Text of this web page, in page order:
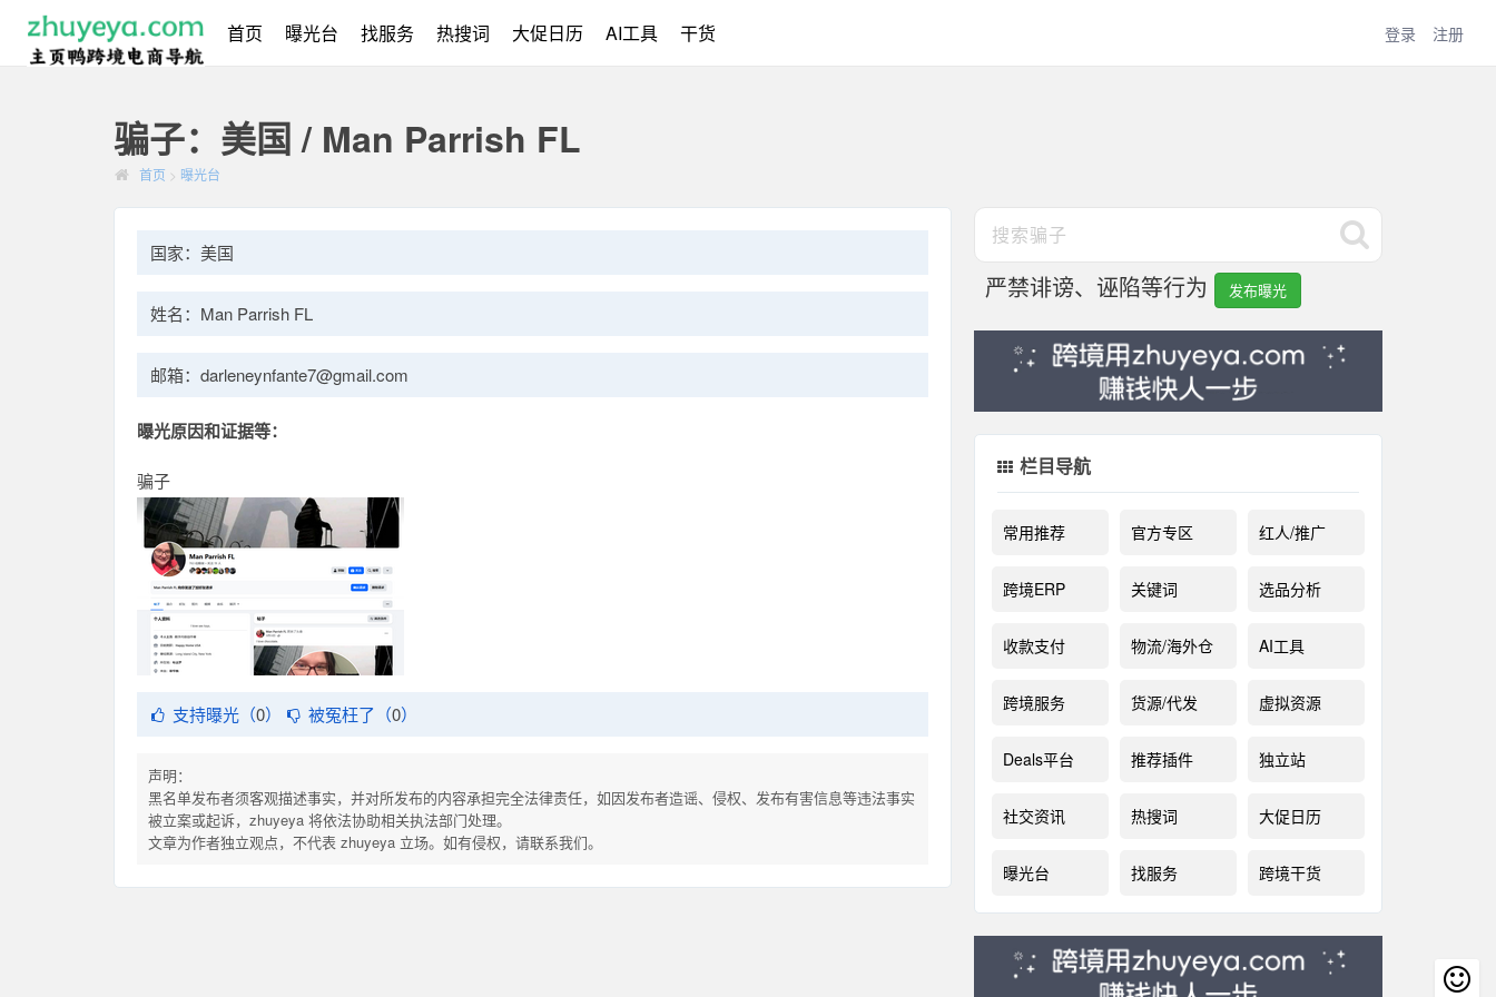
首页 曝光台 找服务 热搜词 大促日历 AI工具 干货 登录 注册
骗子：美国 / Man Parrish FL
首页 > 曝光台
国家：美国
姓名：Man Parrish FL
邮箱：darleneynfante7@gmail.com
曝光原因和证据等：
骗子
支持曝光（0） 被冤枉了（0）
声明：
黑名单发布者须客观描述事实，并对所发布的内容承担完全法律责任，如因发布者造谣、侵权、发布有害信息等违法事实
被立案或起诉，zhuyeya 将依法协助相关执法部门处理。
文章为作者独立观点，不代表 zhuyeya 立场。如有侵权，请联系我们。
严禁诽谤、诬陷等行为 发布曝光
栏目导航
常用推荐 官方专区 红人/推广
跨境ERP 关键词 选品分析
收款支付 物流/海外仓 AI工具
跨境服务 货源/代发 虚拟资源
Deals平台 推荐插件 独立站
社交资讯 热搜词 大促日历
曝光台 找服务 跨境干货